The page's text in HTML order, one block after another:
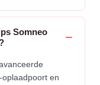
Somneo
en